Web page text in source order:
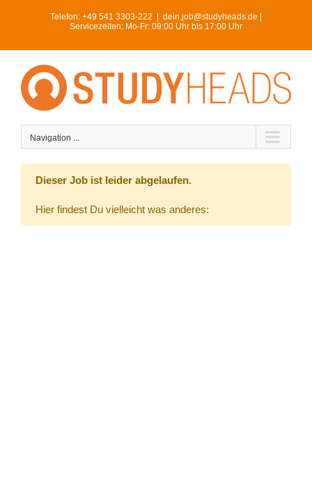
Telefon: +49 541 3303-222
dein.job@studyheads.de |
Servicezeiten: Mo-Fr: 09:00 Uhr bis 17:00 Uhr
Navigation ...
Dieser Job ist leider abgelaufen.
Hier findest Du vielleicht was anderes: